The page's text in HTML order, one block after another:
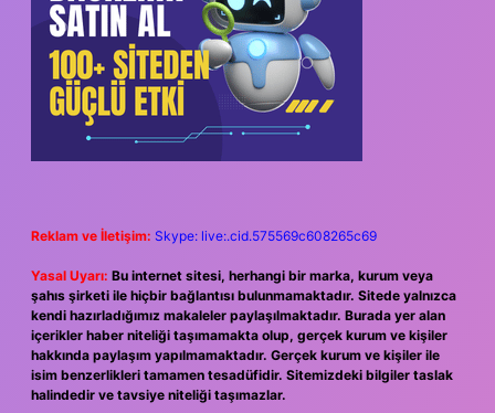
Reklam ve İletişim: Skype: live:.cid.575569c608265c69
Yasal Uyarı: Bu internet sitesi, herhangi bir marka, kurum veya
şahıs şirketi ile hiçbir bağlantısı bulunmamaktadır. Sitede yalnızca
kendi hazırladığımız makaleler paylaşılmaktadır. Burada yer alan
içerikler haber niteliği taşımamakta olup, gerçek kurum ve kişiler
hakkında paylaşım yapılmamaktadır. Gerçek kurum ve kişiler ile
isim benzerlikleri tamamen tesadüfidir. Sitemizdeki bilgiler taslak
halindedir ve tavsiye niteliği taşımazlar.